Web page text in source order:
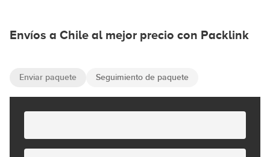
Envíos a Chile al mejor precio con Packlink
Enviar paquete Seguimiento de paquete